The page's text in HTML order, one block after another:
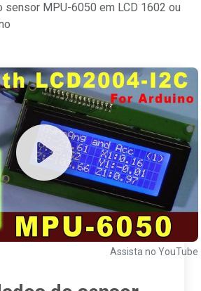
sensor MPU-6050 em LCD 1602 ou
Assista no YouTube